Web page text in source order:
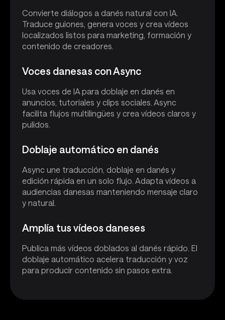
Convierte diálogos a danés natural con IA.
Traduce guiones, genera voces y crea vídeos
localizados listos para marketing, formación y
contenido de creadores.
Voces danesas con Async
Usa voces de IA para doblaje en danés en
anuncios, tutoriales y clips sociales. Async
facilita flujos multilingües y crea vídeos claros y
pulidos.
Doblaje automático en danés
Async une traducción, doblaje en danés y
edición rápida en un solo flujo. Adapta vídeos a
audiencias danesas manteniendo mensaje claro
y natural.
Amplía tus vídeos daneses
Publica más vídeos doblados al danés rápido. El
doblaje automático acelera traducción y voz
para producir contenido sin pasos extra.